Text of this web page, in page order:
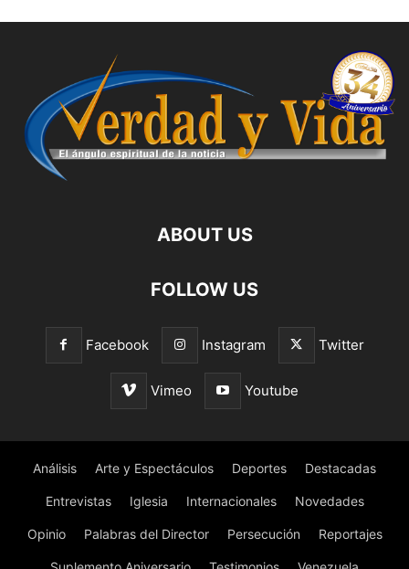
ABOUT US
FOLLOW US
Facebook Instagram Twitter
Vimeo Youtube
Análisis Arte y Espectáculos Deportes Destacadas
Entrevistas Iglesia Internacionales Novedades
Opinio Palabras del Director Persecución Reportajes